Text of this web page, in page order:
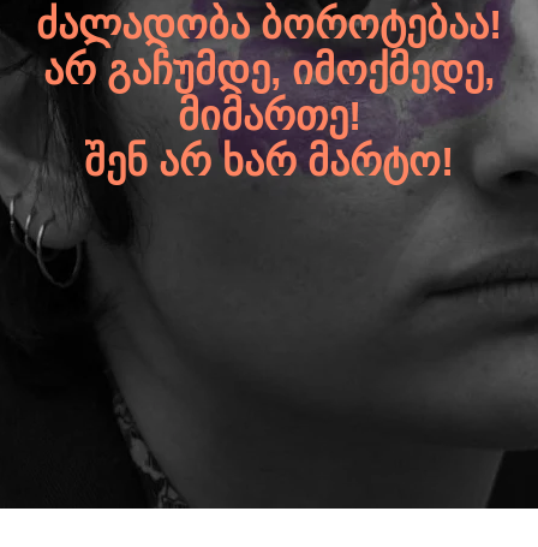
ᲫᲐᲚᲐᲓᲝᲑᲐ ᲑᲝᲠᲝᲢᲔᲑᲐᲐ!
ᲐᲠ ᲒᲐᲩᲣᲛᲓᲔ, ᲘᲛᲝᲥᲛᲔᲓᲔ,
ᲛᲘᲛᲐᲠᲗᲔ!
ᲨᲔᲜ ᲐᲠ ᲮᲐᲠ ᲛᲐᲠᲢᲝ!